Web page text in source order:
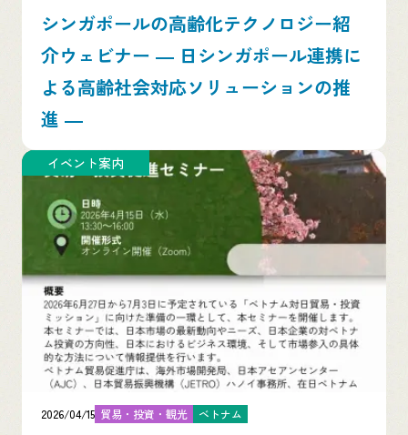
シンガポールの高齢化テクノロジー紹
介ウェビナー ― 日シンガポール連携に
よる高齢社会対応ソリューションの推
進 ―
イベント案内
2026/04/15 貿易・投資・観光 ベトナム